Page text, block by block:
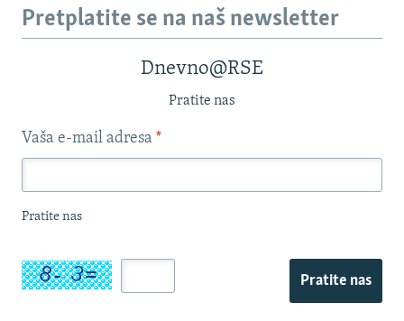
Pretplatite se na naš newsletter
Dnevno@RSE
Pratite nas
Vaša e-mail adresa *
Pratite nas
Pratite nas